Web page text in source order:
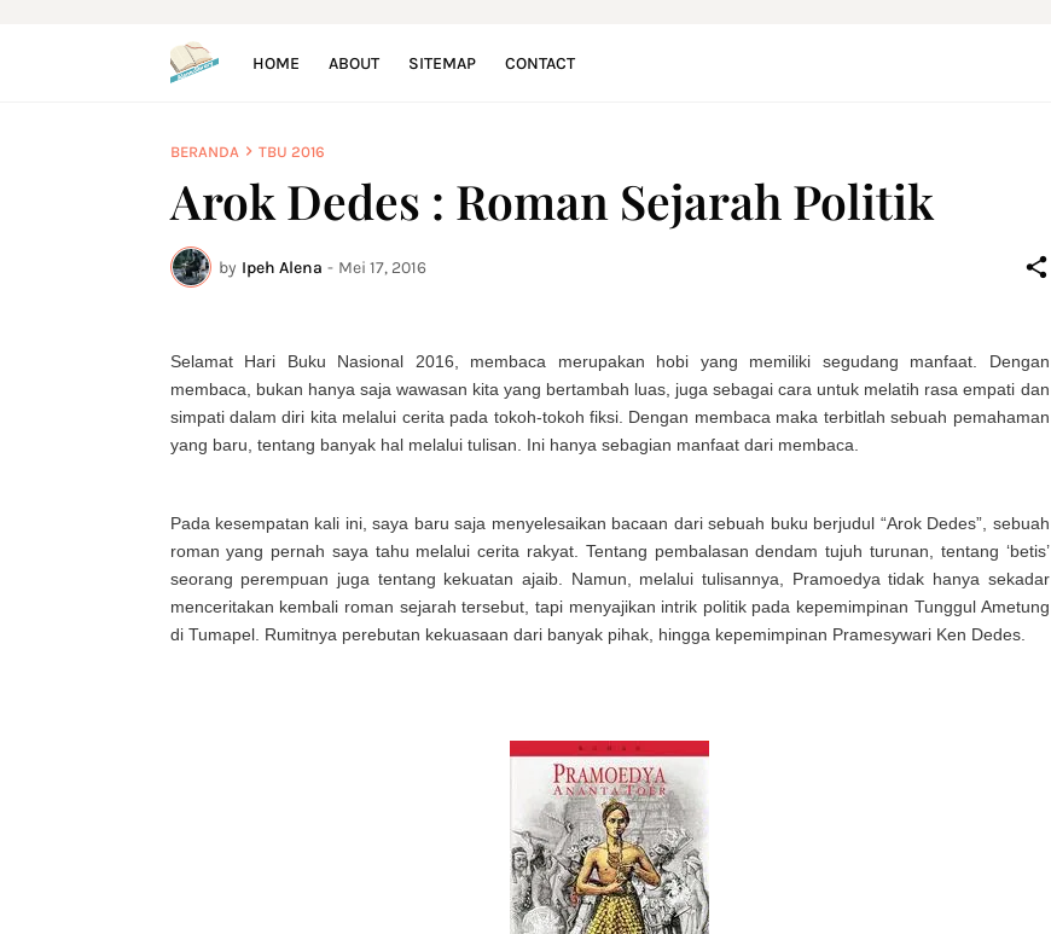
HOME ABOUT SITEMAP CONTACT
BERANDA TBU 2016
Arok Dedes : Roman Sejarah Politik
by Ipeh Alena - Mei 17, 2016
Selamat Hari Buku Nasional 2016, membaca merupakan hobi yang memiliki segudang manfaat. Dengan
membaca, bukan hanya saja wawasan kita yang bertambah luas, juga sebagai cara untuk melatih rasa empati dan
simpati dalam diri kita melalui cerita pada tokoh-tokoh fiksi. Dengan membaca maka terbitlah sebuah pemahaman
yang baru, tentang banyak hal melalui tulisan. Ini hanya sebagian manfaat dari membaca.
Pada kesempatan kali ini, saya baru saja menyelesaikan bacaan dari sebuah buku berjudul “Arok Dedes”, sebuah
roman yang pernah saya tahu melalui cerita rakyat. Tentang pembalasan dendam tujuh turunan, tentang ‘betis’
seorang perempuan juga tentang kekuatan ajaib. Namun, melalui tulisannya, Pramoedya tidak hanya sekadar
menceritakan kembali roman sejarah tersebut, tapi menyajikan intrik politik pada kepemimpinan Tunggul Ametung
di Tumapel. Rumitnya perebutan kekuasaan dari banyak pihak, hingga kepemimpinan Pramesywari Ken Dedes.